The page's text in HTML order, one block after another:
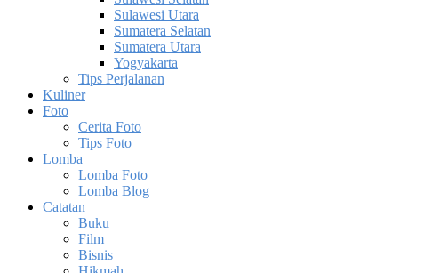
Sulawesi Utara
Sumatera Selatan
Sumatera Utara
Yogyakarta
Tips Perjalanan
Kuliner
Foto
Cerita Foto
Tips Foto
Lomba
Lomba Foto
Lomba Blog
Catatan
Buku
Film
Bisnis